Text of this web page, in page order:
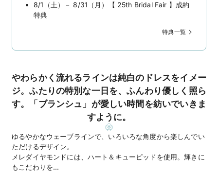
8/1（土）－ 8/31（月）【 25th Bridal Fair 】成約
特典
特典一覧
やわらかく流れるラインは純白のドレスをイメー
ジ。ふたりの特別な一日を、ふんわり優しく照ら
す。「ブランシュ」が愛しい時間を紡いでいきま
すように。
ゆるやかなウェーブラインで、いろいろな角度から楽しんでい
ただけるデザイン。
メレダイヤモンドには、ハート＆キューピッドを使用。輝きに
もこだわりを...